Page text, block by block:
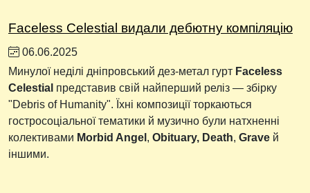
Faceless Celestial видали дебютну компіляцію
06.06.2025
Минулої неділі дніпровський дез-метал гурт Faceless
Celestial представив свій найперший реліз — збірку
"Debris of Humanity". Їхні композиції торкаються
гостросоціальної тематики й музично були натхненні
колективами Morbid Angel , Obituary, Death, Grave й
іншими.